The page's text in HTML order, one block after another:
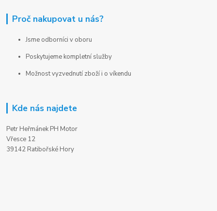
Proč nakupovat u nás?
Jsme odborníci v oboru
Poskytujeme kompletní služby
Možnost vyzvednutí zboží i o víkendu
Kde nás najdete
Petr Heřmánek PH Motor
Vřesce 12
39142 Ratibořské Hory